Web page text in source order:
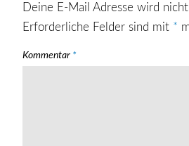
Deine E-Mail Adresse wird
Erforderliche Felder sind mit *
Kommentar *